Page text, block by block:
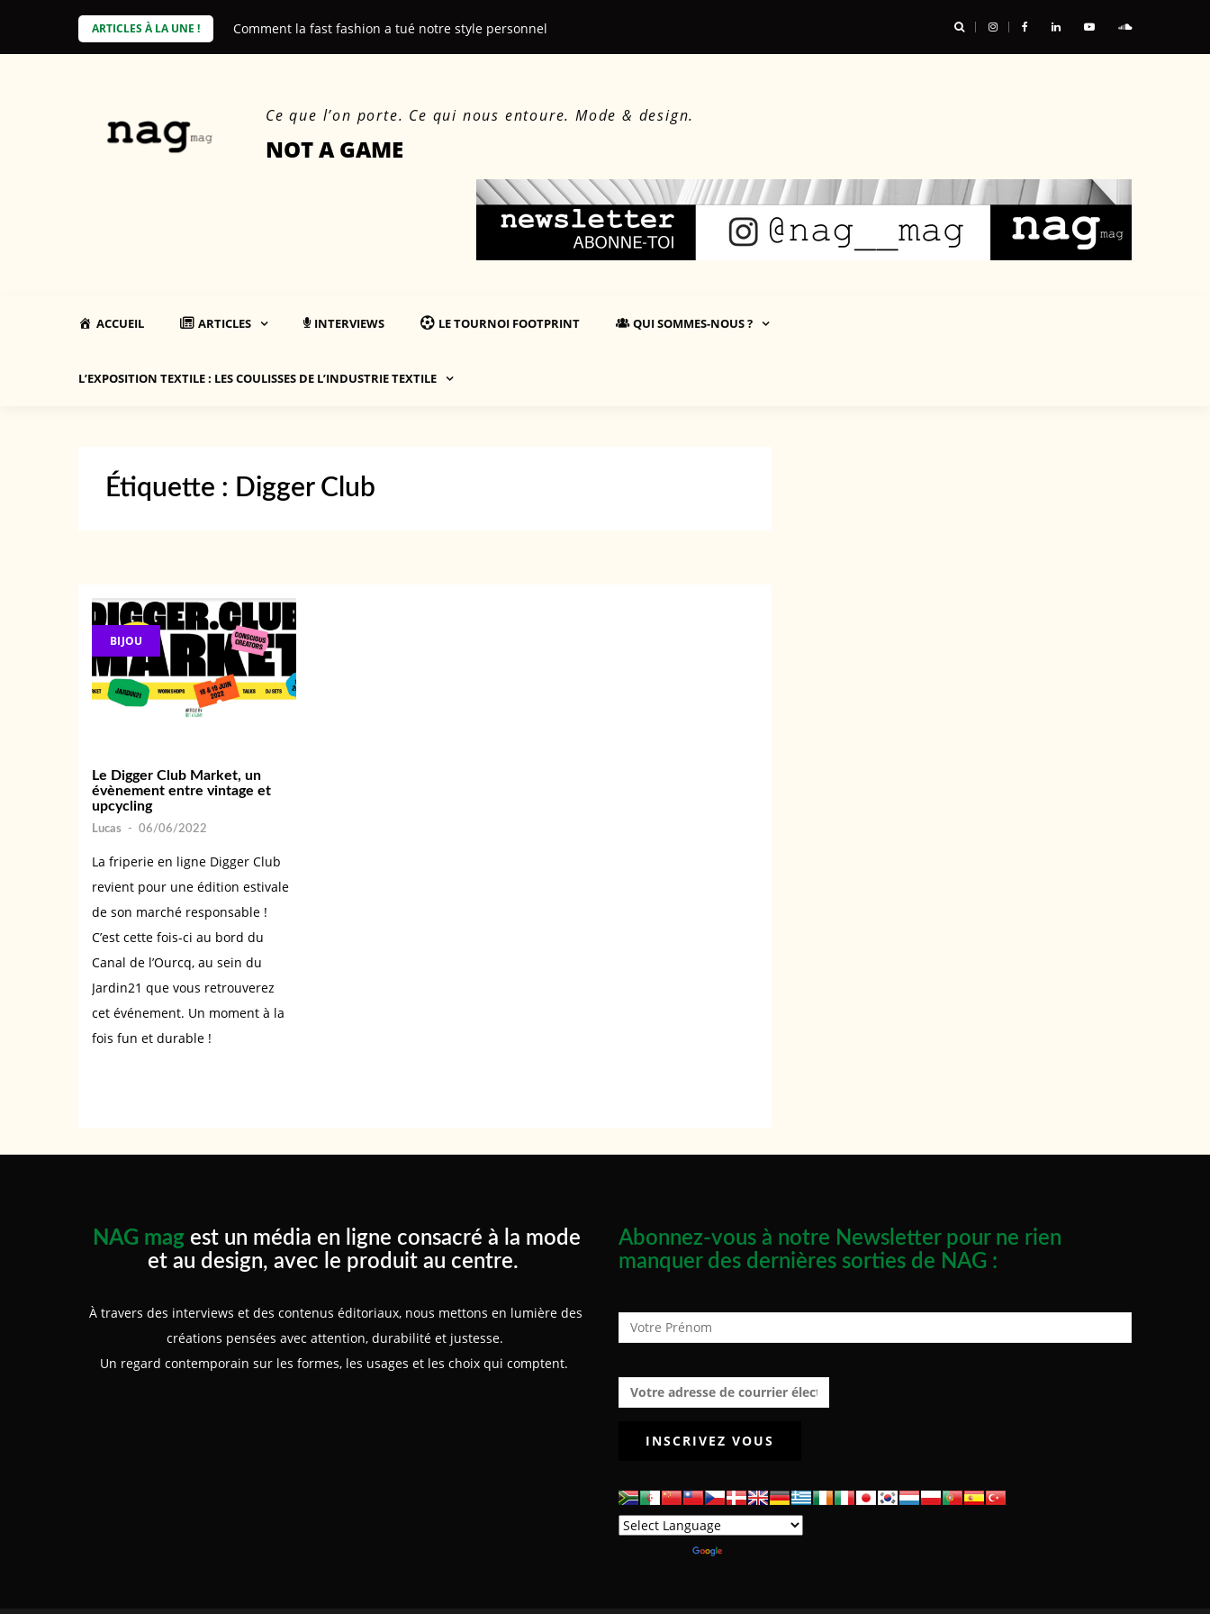
ARTICLES À LA UNE !
environnemental des produits Comment la fast fashion a tué notre style personnel
Ce que l’on porte. Ce qui nous entoure. Mode & design.
NOT A GAME
ACCUEIL ARTICLES INTERVIEWS LE TOURNOI FOOTPRINT QUI SOMMES-NOUS ?
L’EXPOSITION TEXTILE : LES COULISSES DE L’INDUSTRIE TEXTILE
Étiquette : Digger Club
BIJOU
Le Digger Club Market, un
évènement entre vintage et
upcycling
Lucas - 06/06/2022
La friperie en ligne Digger Club
revient pour une édition estivale
de son marché responsable !
C’est cette fois-ci au bord du
Canal de l’Ourcq, au sein du
Jardin21 que vous retrouverez
cet événement. Un moment à la
fois fun et durable !
NAG mag est un média en ligne consacré à la mode
et au design, avec le produit au centre.
À travers des interviews et des contenus éditoriaux, nous mettons en lumière des
créations pensées avec attention, durabilité et justesse.
Un regard contemporain sur les formes, les usages et les choix qui comptent.
Abonnez-vous à notre Newsletter pour ne rien
manquer des dernières sorties de NAG :